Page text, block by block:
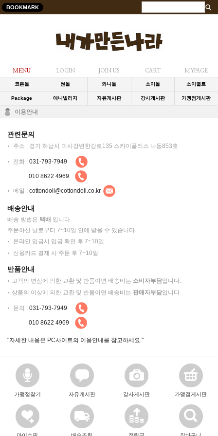
BOOKMARK
MENU LOGIN JOIN US CART MYPAGE
코튼돌 썬돌 와니돌 소이돌 소이퀼트
Package 애니빌리지 자유게시판 강사게시판 가맹점게시판
이용안내
관련문의
주소 : 경기 하남시 미사강변한강로135 스카이폴리스 나동853호
전화 : 031-793-7949
010 8622 4969
메일 : cottondoll@cottondoll.co.kr
배송안내
배송 방법은 택배 입니다.
주문하신 날로부터 7~10일 안에 받을 수 있습니다.
온라인 입금시 입금 확인 후 7~10일
신용카드 결제 시 주문 후 7~10일
반품안내
고객의 변심에 의한 교환 및 반품이면 배송비는 소비자부담입니다.
상품의 이상에 의한 교환 및 반품이면 배송비는 판매자부담입니다.
문의 : 031-793-7949
010 8622 4969
"자세한 내용은 PC사이트의 이용안내를 참고하세요."
가맹점찾기 자유게시판 강사게시판 가맹점게시판